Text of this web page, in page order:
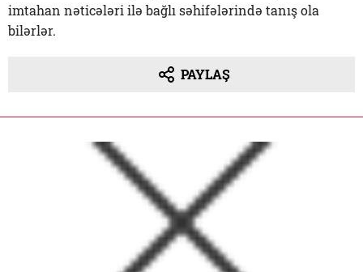
imtahan nəticələri ilə bağlı səhifələrində tanış ola
bilərlər.
PAYLAŞ